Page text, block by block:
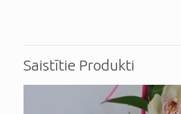
Saistītie Produkti